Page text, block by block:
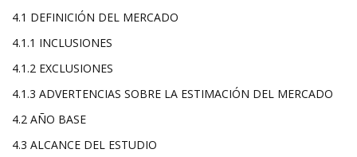
4.1 DEFINICIÓN DEL MERCADO
4.1.1 INCLUSIONES
4.1.2 EXCLUSIONES
4.1.3 ADVERTENCIAS SOBRE LA ESTIMACIÓN DEL MERCADO
4.2 AÑO BASE
4.3 ALCANCE DEL ESTUDIO